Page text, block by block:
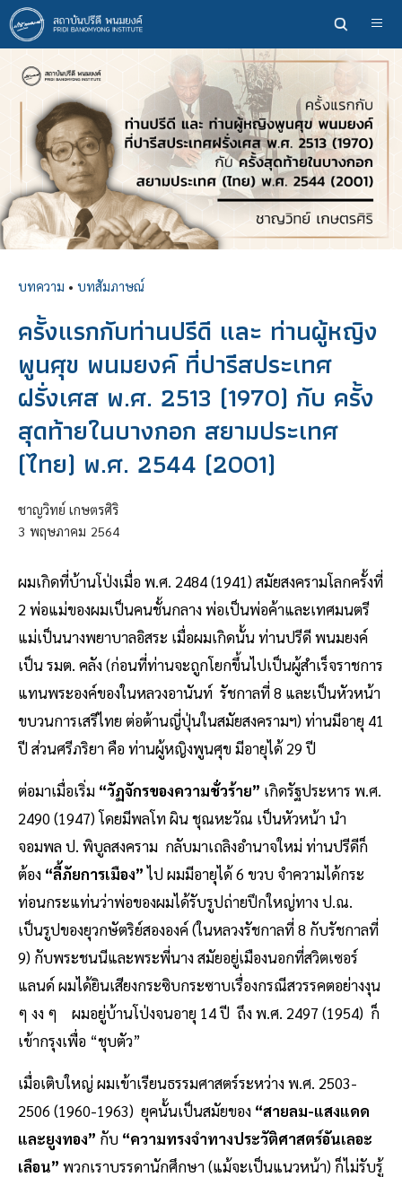
ข้าม
ไป
ยัง
เนื้อหา
บทความ • บทสัมภาษณ์
ครั้งแรกกับท่านปรีดี และ ท่านผู้หญิง
พูนศุข พนมยงค์ ที่ปารีสประเทศ
ฝรั่งเศส พ.ศ. 2513 (1970) กับ ครั้ง
สุดท้ายในบางกอก สยามประเทศ
(ไทย) พ.ศ. 2544 (2001)
ชาญวิทย์ เกษตรศิริ
3 พฤษภาคม 2564
ผมเกิดที่บ้านโป่งเมื่อ พ.ศ. 2484 (1941) สมัยสงครามโลกครั้งที่
2 พ่อแม่ของผมเป็นคนชั้นกลาง พ่อเป็นพ่อค้าและเทศมนตรี
แม่เป็นนางพยาบาลอิสระ เมื่อผมเกิดนั้น ท่านปรีดี พนมยงค์
เป็น รมต. คลัง (ก่อนที่ท่านจะถูกโยกขึ้นไปเป็นผู้สำเร็จราชการ
แทนพระองค์ของในหลวงอานันท์ รัชกาลที่ 8 และเป็นหัวหน้า
ขบวนการเสรีไทย ต่อต้านญี่ปุ่นในสมัยสงครามฯ) ท่านมีอายุ 41
ปี ส่วนศรีภริยา คือ ท่านผู้หญิงพูนศุข มีอายุได้ 29 ปี
ต่อมาเมื่อเริ่ม “วัฏจักรของความชั่วร้าย” เกิดรัฐประหาร พ.ศ.
2490 (1947) โดยมีพลโท ผิน ชุณหะวัณ เป็นหัวหน้า นำ
จอมพล ป. พิบูลสงคราม กลับมาเถลิงอำนาจใหม่ ท่านปรีดีก็
ต้อง “ลี้ภัยการเมือง”ไป ผมมีอายุได้ 6 ขวบ จำความได้กระ
ท่อนกระแท่นว่าพ่อของผมได้รับรูปถ่ายปึกใหญ่ทาง ป.ณ.
เป็นรูปของยุวกษัตริย์สององค์ (ในหลวงรัชกาลที่ 8 กับรัชกาลที่
9) กับพระชนนีและพระพี่นาง สมัยอยู่เมืองนอกที่สวิตเซอร์
แลนด์ ผมได้ยินเสียงกระซิบกระซาบเรื่องกรณีสวรรคตอย่างงุน
ๆ งง ๆ ผมอยู่บ้านโป่งจนอายุ 14 ปี ถึง พ.ศ. 2497 (1954) ก็
เข้ากรุงเพื่อ “ชุบตัว”
เมื่อเติบใหญ่ ผมเข้าเรียนธรรมศาสตร์ระหว่าง พ.ศ. 2503-
2506 (1960-1963) ยุคนั้นเป็นสมัยของ “สายลม-แสงแดด
และยูงทอง” กับ “ความทรงจำทางประวัติศาสตร์อันเลอะ
เลือน” พวกเราบรรดานักศึกษา (แม้จะเป็นแนวหน้า) ก็ไม่รับรู้